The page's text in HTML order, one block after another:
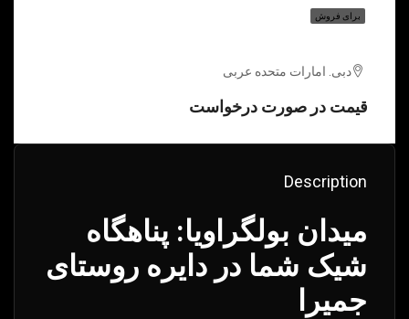
برای فروش
دبی. امارات متحده عربی
قیمت در صورت درخواست
Description
میدان بولگراویا: پناهگاه
شیک شما در دایره روستای
جمیرا